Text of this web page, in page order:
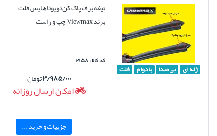
ژله ای بی صدا بادوام فلت
تیغه برف پاک کن تویوتا هایس فلت
برند Viewmax چپ و راست
کد کالا : ۱۰۹۵۸
۳/۹۸۵/۰۰۰تومان
امکان ارسال روزانه
جزییات و خرید ...